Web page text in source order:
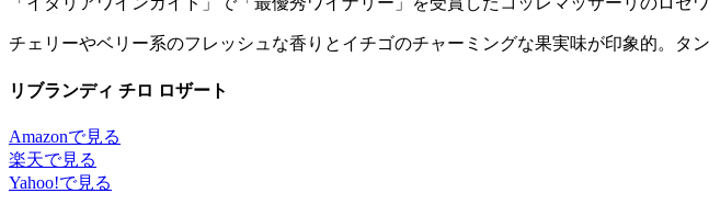
チェリーやベリー系のフレッシュな香りとイチゴのチャーミングな果実味が印象的。タ
リブランディ チロ ロザート
Amazonで見る
楽天で見る
Yahoo!で見る